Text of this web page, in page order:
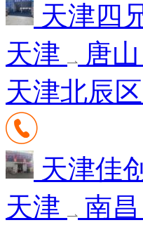
天津四
天津
唐
天津北辰
天津佳
天津
南